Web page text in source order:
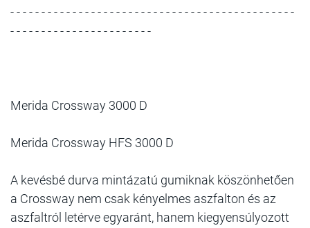
- - - - - - - - - - - - - - - - - - - - - - - - - - - - - - - - - - - - - - - - - - - - - -
- - - - - - - - - - - - - - - - - - - - - - -
Merida Crossway 3000 D
Merida Crossway HFS 3000 D
A kevésbé durva mintázatú gumiknak köszönhetően
a Crossway nem csak kényelmes aszfalton és az
aszfaltról letérve egyaránt, hanem kiegyensúlyozott